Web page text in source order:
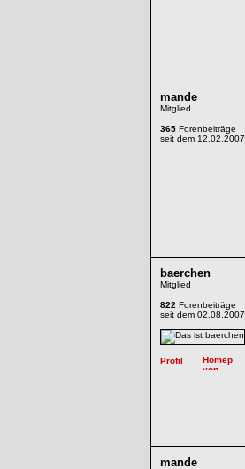
mande
Mitglied
365 Forenbeiträge
seit dem 12.02.2007
baerchen
Mitglied
822 Forenbeiträge
seit dem 02.08.2007
mande